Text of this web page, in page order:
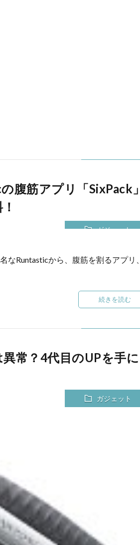
腹筋アプリ「SixPack」
ガジェット
Runtasticから、腹筋を割るアプリ、
続きを読む
常？4代目のUPを手に
ガジェット